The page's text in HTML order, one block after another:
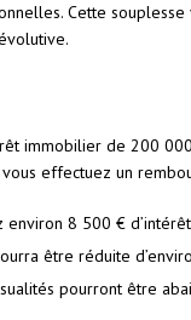
Cette
immobilier de 200
vous effectuez un
environ 8 500 €
être réduite
pourront être